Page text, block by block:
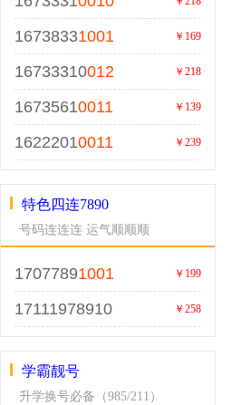
16738331001 ￥169
16733310012 ￥218
16735610011 ￥139
16222010011 ￥239
特色四连7890
号码连连连 运气顺顺顺
17077891001 ￥199
17111978910 ￥258
学霸靓号
升学换号必备（985/211）